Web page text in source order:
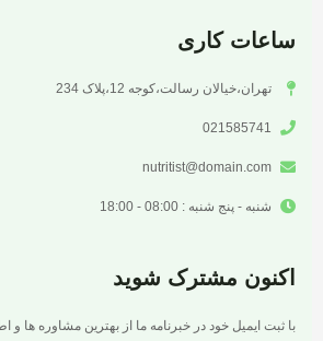
ساعات کاری
تهران،خیالان رسالت،کوجه 12،پلاک 234
021585741
nutritist@domain.com
شنبه - پنج شنبه : 08:00 - 18:00
اکنون مشترک شوید
با ثبت ایمیل خود در خبرنامه ما از بهترین مشاوره ها و